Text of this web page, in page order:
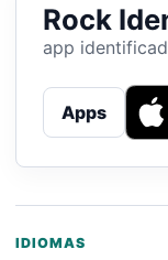
Rock
app
Apps
IDIOMAS